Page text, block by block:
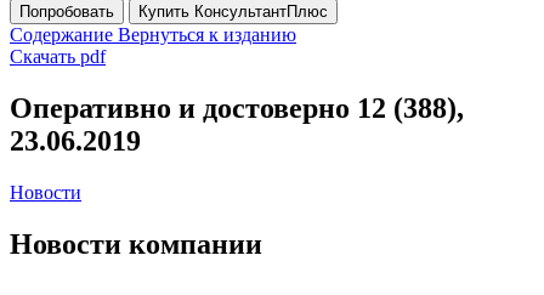
Попробовать Купить КонсультантПлюс
Содержание Вернуться к изданию
Скачать pdf
Оперативно и достоверно 12 (388),
23.06.2019
Новости
Новости компании